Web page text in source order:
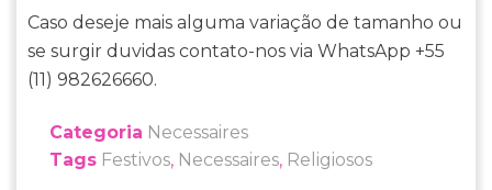
Caso deseje mais alguma variação de tamanho ou
se surgir duvidas contato-nos via WhatsApp +55
(11) 982626660.
Categoria Necessaires
Tags Festivos, Necessaires, Religiosos